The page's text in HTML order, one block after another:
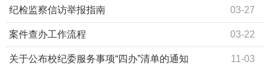
03-27
纪检监察信访举报指南
03-22
案件查办工作流程
11-03
关于公布校纪委服务事项“四办”清单的通知